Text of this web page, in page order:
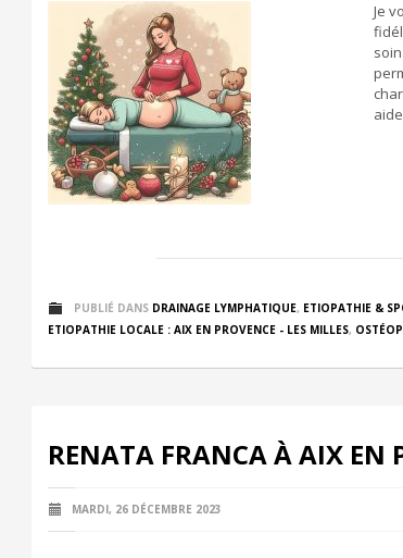
Je
PUBLIÉ DANS DRAINAGE LYMPHATIQUE, ETIOPATHIE &
ETIOPATHIE LOCALE : AIX EN PROVENCE - LES MILLES,
RENATA FRANCA À AIX EN
MARDI, 26 DÉCEMBRE 2023